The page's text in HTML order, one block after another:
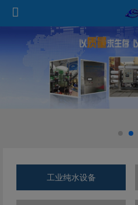
工业纯水设备